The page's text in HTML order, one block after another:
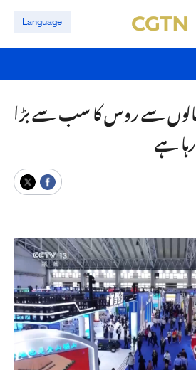
Language
مسلسل 16 سالوں سے روس کا سب سے بڑا
ہے